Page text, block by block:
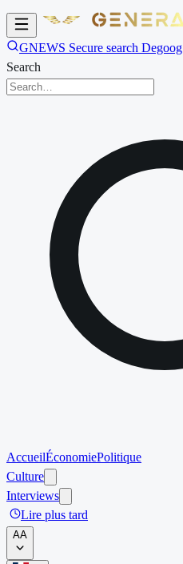
GNEWS Secure search Degoog
Search
AccueilÉconomiePolitique
Culture
Interviews
Lire plus tard
AA